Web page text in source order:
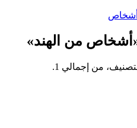
أشخاص
من الهند»
من إجمالي 1.